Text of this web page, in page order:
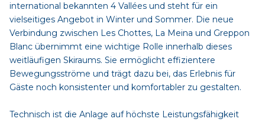
international bekannten 4 Vallées und steht für ein
vielseitiges Angebot in Winter und Sommer. Die neue
Verbindung zwischen Les Chottes, La Meina und Greppon
Blanc übernimmt eine wichtige Rolle innerhalb dieses
weitläufigen Skiraums. Sie ermöglicht effizientere
Bewegungsströme und trägt dazu bei, das Erlebnis für
Gäste noch konsistenter und komfortabler zu gestalten.
Technisch ist die Anlage auf höchste Leistungsfähigkeit